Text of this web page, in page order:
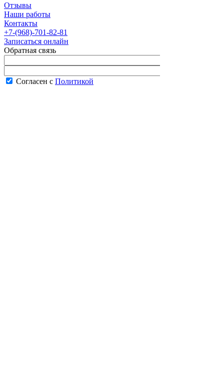
Отзывы
Наши работы
Контакты
+7-(968)-701-82-81
Записаться онлайн
Обратная связь
Согласен с Политикой